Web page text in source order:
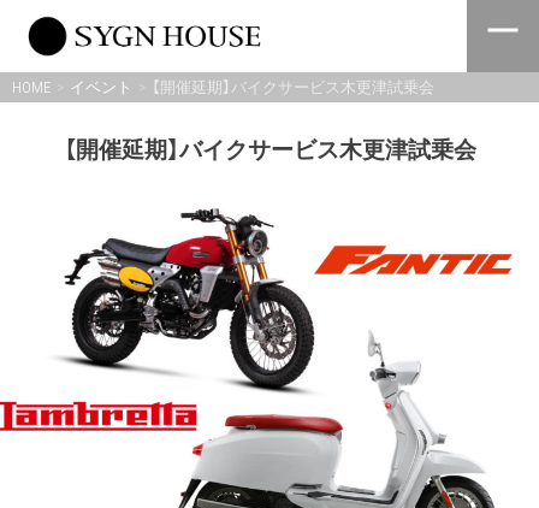
content
HOME イベント 【開催延期】バイクサービス木更津試乗会
【開催延期】バイクサービス木更津試乗会